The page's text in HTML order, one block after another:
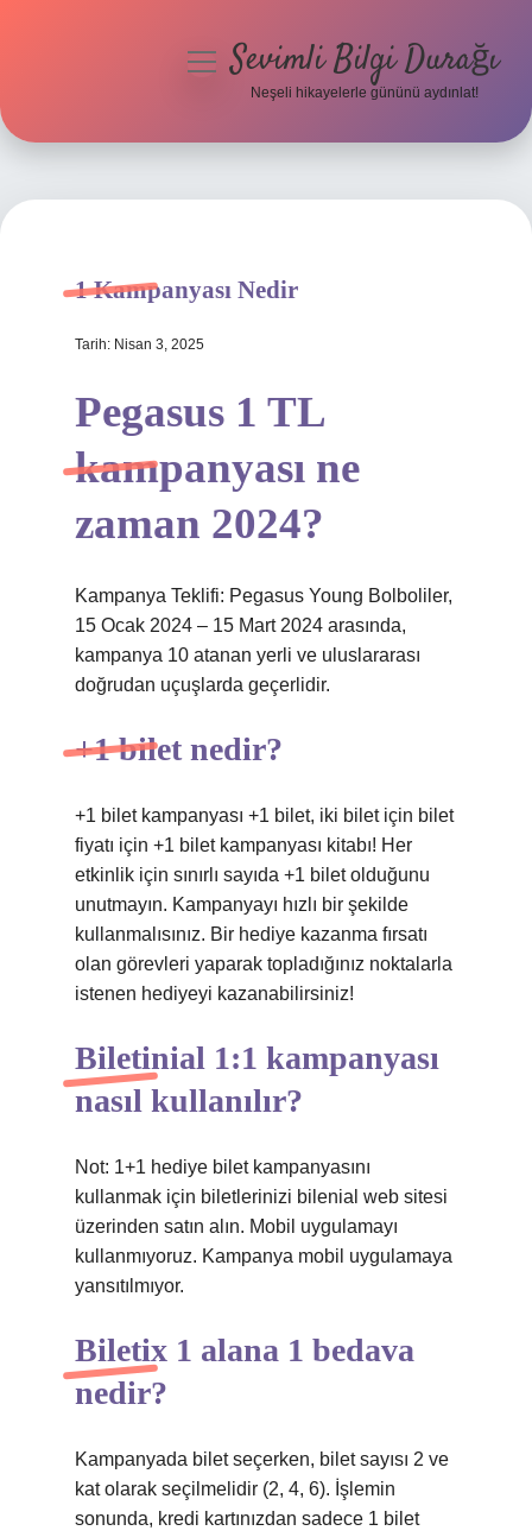
Hakkımızda
menüyüSevimli Bilgi Durağı
Neşeli hikayelerle gününü aydınlat!
1 Kampanyası Nedir
Tarih: Nisan 3, 2025
Pegasus 1 TL
kampanyası ne
zaman 2024?
Kampanya Teklifi: Pegasus Young Bolboliler,
15 Ocak 2024 – 15 Mart 2024 arasında,
kampanya 10 atanan yerli ve uluslararası
doğrudan uçuşlarda geçerlidir.
+1 bilet nedir?
+1 bilet kampanyası +1 bilet, iki bilet için bilet
fiyatı için +1 bilet kampanyası kitabı! Her
etkinlik için sınırlı sayıda +1 bilet olduğunu
unutmayın. Kampanyayı hızlı bir şekilde
kullanmalısınız. Bir hediye kazanma fırsatı
olan görevleri yaparak topladığınız noktalarla
istenen hediyeyi kazanabilirsiniz!
Biletinial 1:1 kampanyası
nasıl kullanılır?
Not: 1+1 hediye bilet kampanyasını
kullanmak için biletlerinizi bilenial web sitesi
üzerinden satın alın. Mobil uygulamayı
kullanmıyoruz. Kampanya mobil uygulamaya
yansıtılmıyor.
Biletix 1 alana 1 bedava
nedir?
Kampanyada bilet seçerken, bilet sayısı 2 ve
kat olarak seçilmelidir (2, 4, 6). İşlemin
sonunda, kredi kartınızdan sadece 1 bilet